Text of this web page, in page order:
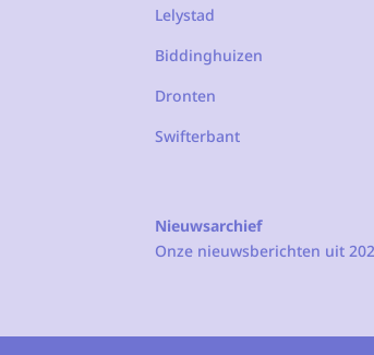
Lelystad
Biddinghuizen
Dronten
Swifterbant
Nieuwsarchief
Onze nieuwsberichten uit